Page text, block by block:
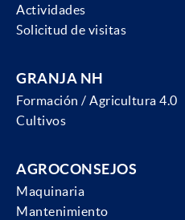
Actividades
Solicitud de visitas
GRANJA NH
Formación / Agricultura 4.0
Cultivos
AGROCONSEJOS
Maquinaria
Mantenimiento